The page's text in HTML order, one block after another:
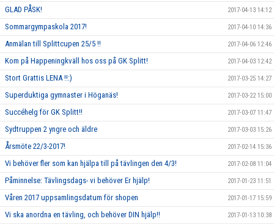
GLAD PÅSK! 2017-04-13 14:12
Sommargympaskola 2017! 2017-04-10 14:36
Anmälan till Splittcupen 25/5 !! 2017-04-06 12:46
Kom på Happeningkväll hos oss på GK Splitt! 2017-04-03 12:42
Stort Grattis LENA !!:) 2017-03-25 14:27
Superduktiga gymnaster i Höganäs! 2017-03-22 15:00
Succéhelg för GK Splitt!! 2017-03-07 11:47
Sydtruppen 2 yngre och äldre 2017-03-03 15:26
Årsmöte 22/3-2017! 2017-02-14 15:36
Vi behöver fler som kan hjälpa till på tävlingen den 4/3! 2017-02-08 11:04
Påminnelse: Tävlingsdags- vi behöver Er hjälp! 2017-01-23 11:51
Våren 2017 uppsamlingsdatum för shopen 2017-01-17 15:59
Vi ska anordna en tävling, och behöver DIN hjälp!! 2017-01-13 10:38